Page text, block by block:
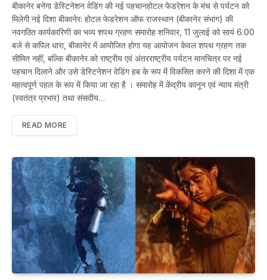
बीकानेर बनेगा डेस्टिनेशन वेडिंग की नई पहचानहोटल फेडरेशन के मंच से पर्यटन को
मिलेगी नई दिशा बीकानेर: होटल फेडरेशन ऑफ राजस्थान (बीकानेर संभाग) की
नवगठित कार्यकारिणी का भव्य शपथ ग्रहण समारोह शनिवार, 11 जुलाई को सायं 6:00
बजे से कपिल धारा, बीकानेर में आयोजित होगा यह आयोजन केवल शपथ ग्रहण तक
सीमित नहीं, बल्कि बीकानेर को राष्ट्रीय एवं अंतरराष्ट्रीय पर्यटन मानचित्र पर नई
पहचान दिलाने और उसे डेस्टिनेशन वेडिंग हब के रूप में विकसित करने की दिशा में एक
महत्वपूर्ण पहल के रूप में किया जा रहा है । समारोह में केंद्रीय कानून एवं न्याय मंत्री
(स्वतंत्र प्रभार) तथा संसदीय…
READ MORE